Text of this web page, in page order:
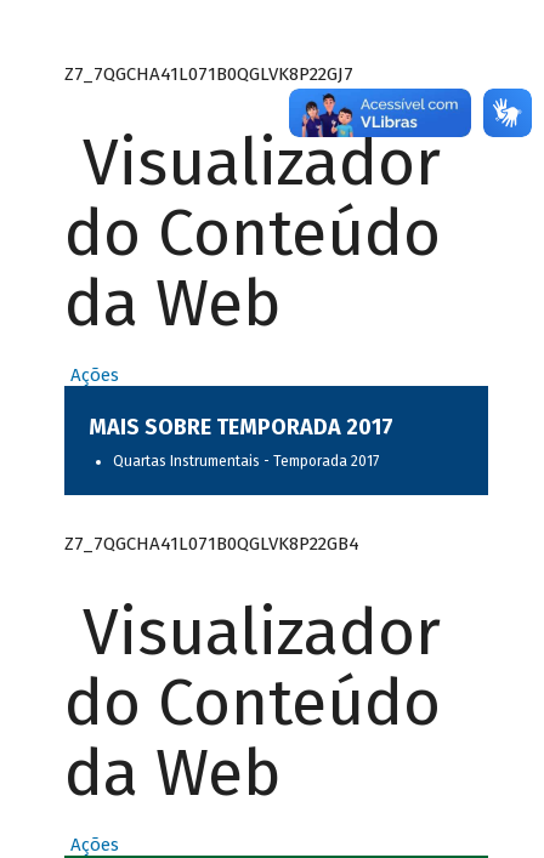
Z7_7QGCHA41L071B0QGLVK8P22GJ7
Visualizador
do Conteúdo
da Web
Ações
MAIS SOBRE TEMPORADA 2017
Quartas Instrumentais - Temporada 2017
Z7_7QGCHA41L071B0QGLVK8P22GB4
Visualizador
do Conteúdo
da Web
Ações